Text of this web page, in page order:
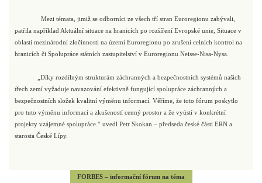
Mezi témata, jimiž se odborníci ze všech tří stran Euroregionu zabývali,
patřila například Aktuální situace na hranicích po rozšíření Evropské unie, Situace v
oblasti mezinárodní zločinnosti na území Euroregionu po zrušení celních kontrol na
hranicích či Spolupráce státních zastupitelství v Euroregionu Neisse-Nisa-Nysa.
„Díky rozdílným strukturám záchranných a bezpečnostních systémů našich
třech zemí vyžaduje navazování efektivně fungující spolupráce záchranných a
bezpečnostních složek kvalitní výměnu informací. Věříme, že toto fórum poskytlo
pro tuto výměnu informací a zkušeností cenný prostor a že vyústí v konkrétní
projekty vzájemné spolupráce.“ uvedl Petr Skokan – předseda české části ERN a
starosta České Lípy.
FORBES – informační fórum na téma